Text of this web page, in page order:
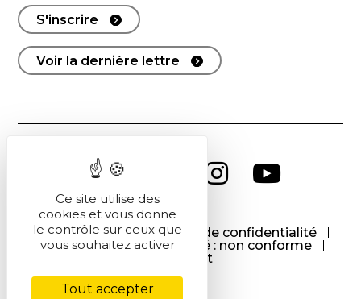
S'inscrire
Voir la dernière lettre
CGU CGV
Politique de confidentialité
Cookies
Accessibilité : non conforme
Contact
Ce site utilise des
cookies et vous donne
le contrôle sur ceux que
vous souhaitez activer
Tout accepter